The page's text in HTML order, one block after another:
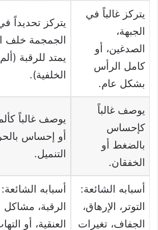
يتركز غالباً في
الجبهة،
الصدغين، أو
كامل الرأس
بشكل عام.
يتركز تحديداً
الجمجمة خلف
يمتد للرقبة
الخلفية).
يوصف غالباً
كإحساس
بالضغط أو
الخفقان.
يوصف غالباً
أو إحساس
التنميل.
أسبابه الشائعة:
التوتر، الإرهاق،
الجفاف، تغيرات
أسبابه
الرقبة، مشاكل
العنقية، أو